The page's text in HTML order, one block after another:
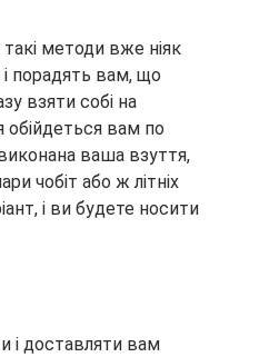
методи вже ніяк
і порадять вам, що
взяти собі на
обійдеться вам по
ваша взуття,
чобіт або ж літніх
і ви будете носити
і доставляти вам